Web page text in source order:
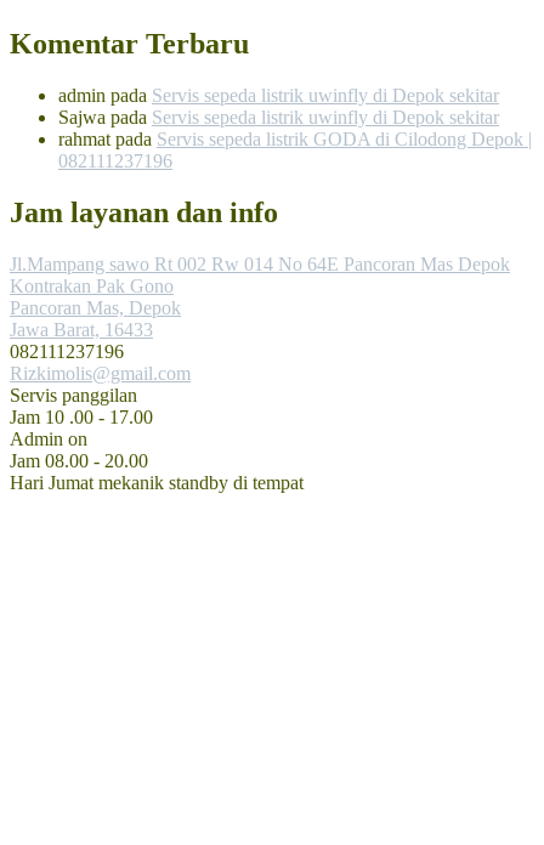
Komentar Terbaru
admin pada Servis sepeda listrik uwinfly di Depok sekitar
Sajwa pada Servis sepeda listrik uwinfly di Depok sekitar
rahmat pada Servis sepeda listrik GODA di Cilodong Depok |
082111237196
Jam layanan dan info
Jl.Mampang sawo Rt 002 Rw 014 No 64E Pancoran Mas Depok
Kontrakan Pak Gono
Pancoran Mas, Depok
Jawa Barat, 16433
082111237196
Rizkimolis@gmail.com
Servis panggilan
Jam 10 .00 - 17.00
Admin on
Jam 08.00 - 20.00
Hari Jumat mekanik standby di tempat